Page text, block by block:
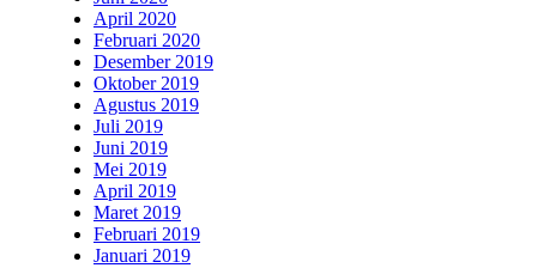
April 2020
Februari 2020
Desember 2019
Oktober 2019
Agustus 2019
Juli 2019
Juni 2019
Mei 2019
April 2019
Maret 2019
Februari 2019
Januari 2019